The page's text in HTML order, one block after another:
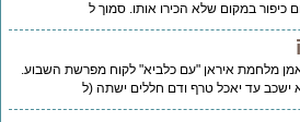
במקום שלא הכירו אותו. סמוך ל
מלחמת איראן "עם כלביא" לקוח מפרשת השבוע.
עד יאכל טרף ודם חללים ישתה (ל